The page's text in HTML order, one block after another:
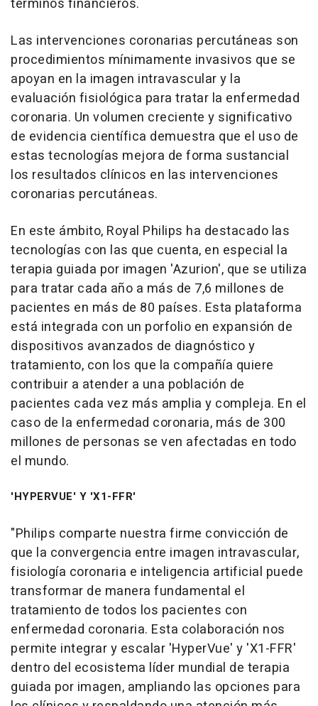
términos financieros.
Las intervenciones coronarias percutáneas son
procedimientos mínimamente invasivos que se
apoyan en la imagen intravascular y la
evaluación fisiológica para tratar la enfermedad
coronaria. Un volumen creciente y significativo
de evidencia científica demuestra que el uso de
estas tecnologías mejora de forma sustancial
los resultados clínicos en las intervenciones
coronarias percutáneas.
En este ámbito, Royal Philips ha destacado las
tecnologías con las que cuenta, en especial la
terapia guiada por imagen 'Azurion', que se utiliza
para tratar cada año a más de 7,6 millones de
pacientes en más de 80 países. Esta plataforma
está integrada con un porfolio en expansión de
dispositivos avanzados de diagnóstico y
tratamiento, con los que la compañía quiere
contribuir a atender a una población de
pacientes cada vez más amplia y compleja. En el
caso de la enfermedad coronaria, más de 300
millones de personas se ven afectadas en todo
el mundo.
'HYPERVUE' Y 'X1-FFR'
"Philips comparte nuestra firme convicción de
que la convergencia entre imagen intravascular,
fisiología coronaria e inteligencia artificial puede
transformar de manera fundamental el
tratamiento de todos los pacientes con
enfermedad coronaria. Esta colaboración nos
permite integrar y escalar 'HyperVue' y 'X1-FFR'
dentro del ecosistema líder mundial de terapia
guiada por imagen, ampliando las opciones para